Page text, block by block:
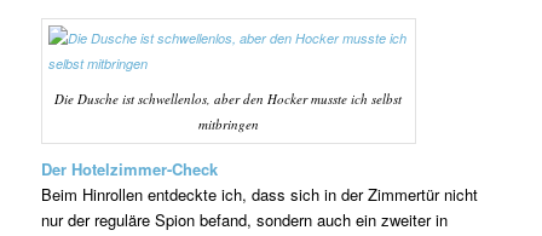
Die Dusche ist schwellenlos, aber den Hocker musste ich selbst
mitbringen
Der Hotelzimmer-Check
Beim Hinrollen entdeckte ich, dass sich in der Zimmertür nicht
nur der reguläre Spion befand, sondern auch ein zweiter in